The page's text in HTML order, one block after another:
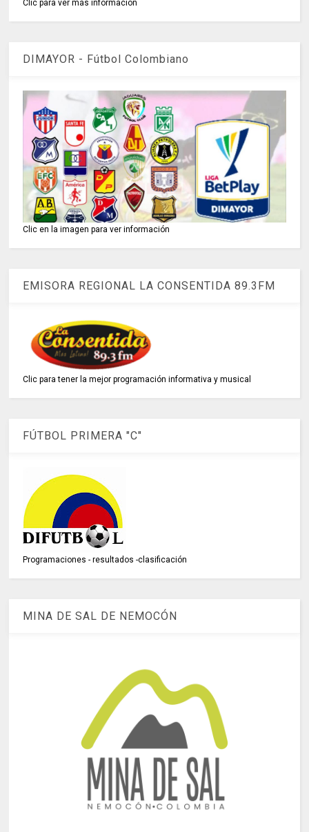
Clic para ver más información
DIMAYOR - Fútbol Colombiano
Clic en la imagen para ver información
EMISORA REGIONAL LA CONSENTIDA 89.3FM
Clic para tener la mejor programación informativa y musical
FÚTBOL PRIMERA "C"
Programaciones - resultados -clasificación
MINA DE SAL DE NEMOCÓN